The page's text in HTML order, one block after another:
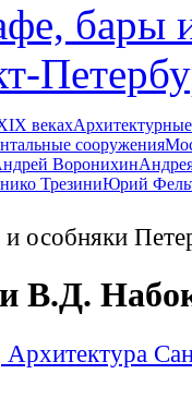
бары
веках
сооружения
Воронихин
ТрезиниЮрий
особняки
В.Д.
Архитектура